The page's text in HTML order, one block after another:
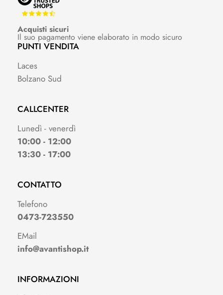
Acquisti sicuri
Il suo pagamento viene elaborato in modo sicuro
PUNTI VENDITA
Laces
Bolzano Sud
CALLCENTER
Lunedì - venerdì
10:00 - 12:00
13:30 - 17:00
CONTATTO
Telefono
0473-723550
EMail
info@avantishop.it
INFORMAZIONI